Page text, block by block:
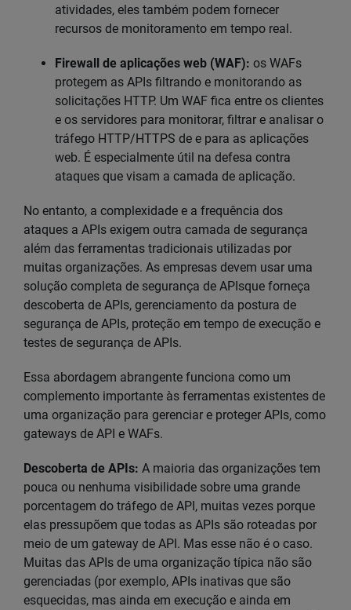
atividades, eles também podem fornecer
recursos de monitoramento em tempo real.
Firewall de aplicações web (WAF): os WAFs
protegem as APIs filtrando e monitorando as
solicitações HTTP. Um WAF fica entre os clientes
e os servidores para monitorar, filtrar e analisar o
tráfego HTTP/HTTPS de e para as aplicações
web. É especialmente útil na defesa contra
ataques que visam a camada de aplicação.
No entanto, a complexidade e a frequência dos
ataques a APIs exigem outra camada de segurança
além das ferramentas tradicionais utilizadas por
muitas organizações. As empresas devem usar uma
solução completa de segurança de APIsque forneça
descoberta de APIs, gerenciamento da postura de
segurança de APIs, proteção em tempo de execução e
testes de segurança de APIs.
Essa abordagem abrangente funciona como um
complemento importante às ferramentas existentes de
uma organização para gerenciar e proteger APIs, como
gateways de API e WAFs.
Descoberta de APIs: A maioria das organizações tem
pouca ou nenhuma visibilidade sobre uma grande
porcentagem do tráfego de API, muitas vezes porque
elas pressupõem que todas as APIs são roteadas por
meio de um gateway de API. Mas esse não é o caso.
Muitas das APIs de uma organização típica não são
gerenciadas (por exemplo, APIs inativas que são
esquecidas, mas ainda em execução e ainda em